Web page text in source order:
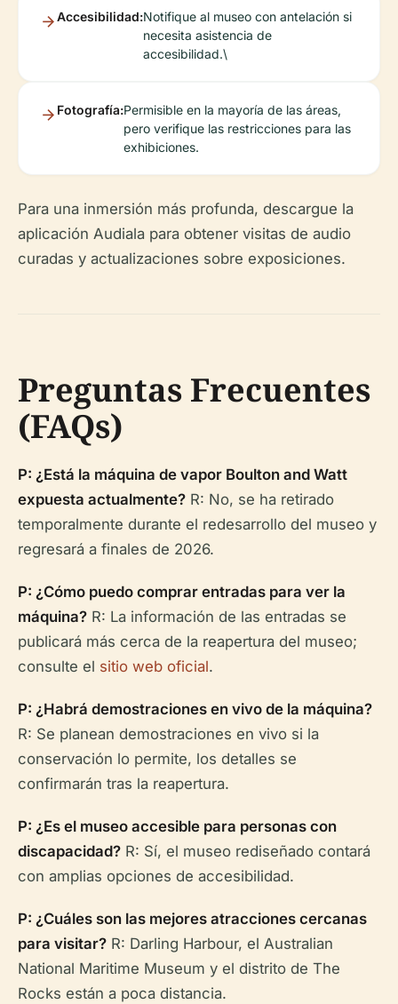
Accesibilidad:Notifique al museo con antelación si
necesita asistencia de
accesibilidad.\
Fotografía:Permisible en la mayoría de las áreas,
pero verifique las restricciones para las
exhibiciones.
Para una inmersión más profunda, descargue la
aplicación Audiala para obtener visitas de audio
curadas y actualizaciones sobre exposiciones.
Preguntas Frecuentes
(FAQs)
P: ¿Está la máquina de vapor Boulton and Watt
expuesta actualmente? R: No, se ha retirado
temporalmente durante el redesarrollo del museo y
regresará a finales de 2026.
P: ¿Cómo puedo comprar entradas para ver la
máquina? R: La información de las entradas se
publicará más cerca de la reapertura del museo;
consulte el sitio web oficial.
P: ¿Habrá demostraciones en vivo de la máquina?
R: Se planean demostraciones en vivo si la
conservación lo permite, los detalles se
confirmarán tras la reapertura.
P: ¿Es el museo accesible para personas con
discapacidad? R: Sí, el museo rediseñado contará
con amplias opciones de accesibilidad.
P: ¿Cuáles son las mejores atracciones cercanas
para visitar? R: Darling Harbour, el Australian
National Maritime Museum y el distrito de The
Rocks están a poca distancia.